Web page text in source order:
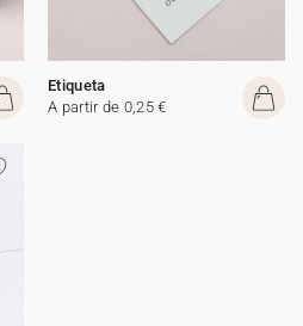
Etiqueta
A partir de 0,25 €